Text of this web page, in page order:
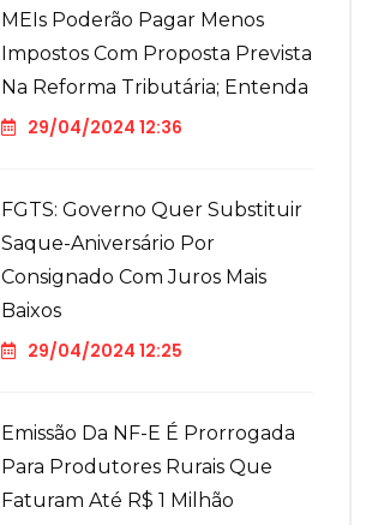
MEIs Poderão Pagar Menos
Impostos Com Proposta Prevista
Na Reforma Tributária; Entenda
29/04/2024 12:36
FGTS: Governo Quer Substituir
Saque-Aniversário Por
Consignado Com Juros Mais
Baixos
29/04/2024 12:25
Emissão Da NF-E É Prorrogada
Para Produtores Rurais Que
Faturam Até R$ 1 Milhão